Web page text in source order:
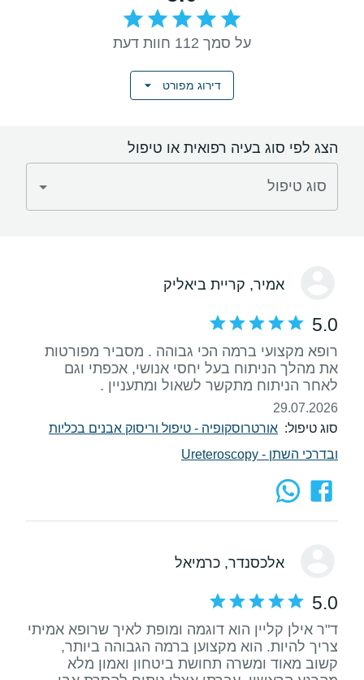
על סמך 112 חוות דעת
דירוג מפורט
הצג לפי סוג בעיה רפואית או טיפול
סוג טיפול
אמיר, קריית ביאליק
5.0
רופא מקצועי ברמה הכי גבוהה . מסביר מפורטות
את מהלך הניתוח בעל יחסי אנושי, אכפתי וגם
לאחר הניתוח מתקשר לשאול ומתעניין .
29.07.2026
סוג טיפול: אורטרוסקופיה - טיפול וריסוק אבנים בכליות
ובדרכי השתן - Ureteroscopy
אלכסנדר, כרמיאל
5.0
ד"ר אילן קליין הוא דוגמה ומופת לאיך שרופא אמיתי
צריך להיות. הוא מקצוען ברמה הגבוהה ביותר,
קשוב מאוד ומשרה תחושת ביטחון ואמון מלא